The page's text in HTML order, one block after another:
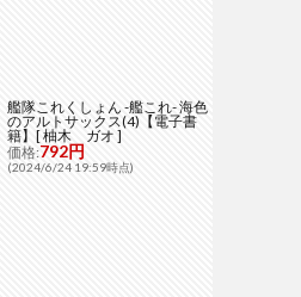
艦隊これくしょん -艦これ- 海色
のアルトサックス(4)【電子書
籍】[ 柚木 ガオ ]
価格:792円
(2024/6/24 19:59時点)